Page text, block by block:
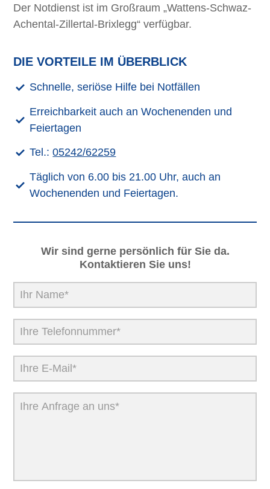
Der Notdienst ist im Großraum „Wattens-Schwaz-
Achental-Zillertal-Brixlegg“ verfügbar.
DIE VORTEILE IM ÜBERBLICK
Schnelle, seriöse Hilfe bei Notfällen
Erreichbarkeit auch an Wochenenden und
Feiertagen
Tel.:05242/62259
Täglich von 6.00 bis 21.00 Uhr, auch an
Wochenenden und Feiertagen.
Wir sind gerne persönlich für Sie da.
Kontaktieren Sie uns!